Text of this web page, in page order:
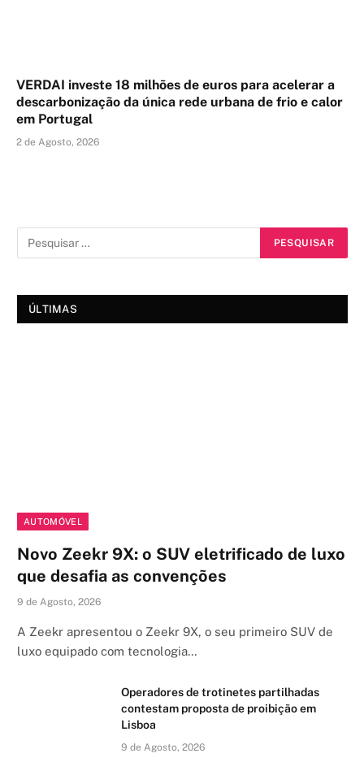
VERDAI investe 18 milhões de euros para acelerar a
descarbonização da única rede urbana de frio e calor
em Portugal
2 de Agosto, 2026
ÚLTIMAS
AUTOMÓVEL
Novo Zeekr 9X: o SUV eletrificado de luxo
que desafia as convenções
9 de Agosto, 2026
A Zeekr apresentou o Zeekr 9X, o seu primeiro SUV de
luxo equipado com tecnologia…
Operadores de trotinetes partilhadas
contestam proposta de proibição em
Lisboa
9 de Agosto, 2026